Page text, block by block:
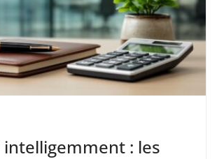
intelligemment : les